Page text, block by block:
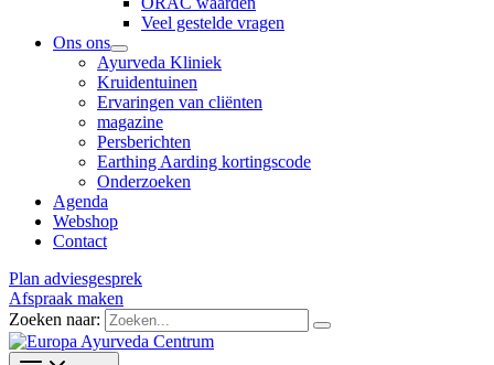
Veel gestelde vragen
Ons ons
Ayurveda Kliniek
Kruidentuinen
Ervaringen van cliënten
magazine
Persberichten
Earthing Aarding kortingscode
Onderzoeken
Agenda
Webshop
Contact
Plan adviesgesprek
Afspraak maken
Zoeken naar: